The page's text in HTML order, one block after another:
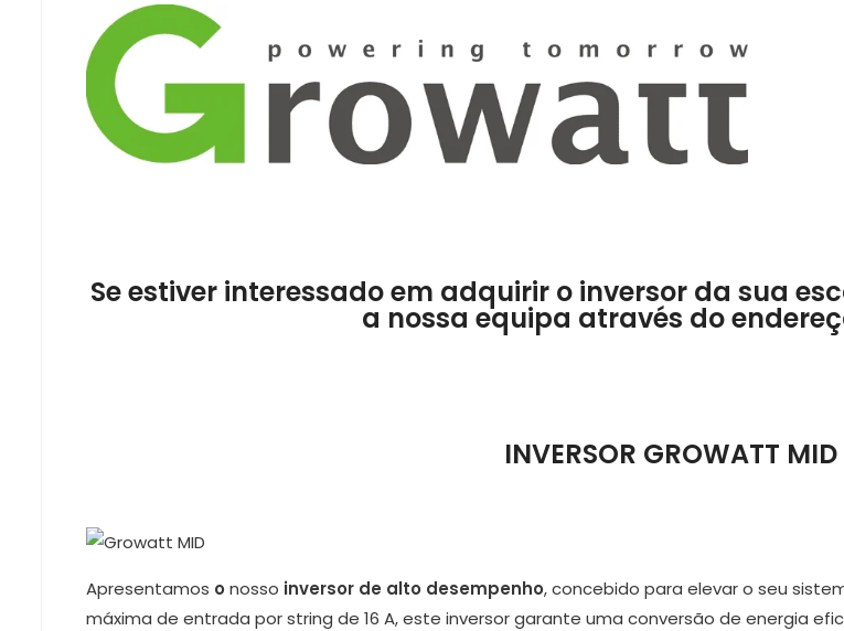
Se estiver interessado em adquirir o inversor da sua
a nossa equipa através do
INVERSOR GROWATT
Apresentamos o nosso inversor de alto desempenho, concebido para elevar o seu
máxima de entrada por string de 16 A, este inversor garante uma conversão de energia